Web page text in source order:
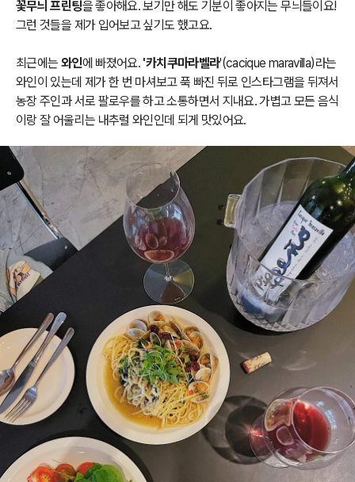
꽃무늬 프린팅을 좋아해요. 보기만 해도 기분이 좋아지는 무늬들이요!
그런 것들을 제가 입어보고 싶기도 했고요.
최근에는 와인에 빠졌어요. '카치쿠마라벨라'(cacique maravilla)라는
와인이 있는데 제가 한 번 마셔보고 푹 빠진 뒤로 인스타그램을 뒤져서
농장 주인과 서로 팔로우를 하고 소통하면서 지내요. 가볍고 모든 음식
이랑 잘 어울리는 내추럴 와인인데 되게 맛있어요.